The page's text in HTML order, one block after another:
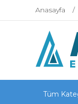
Anasayfa
Tüm